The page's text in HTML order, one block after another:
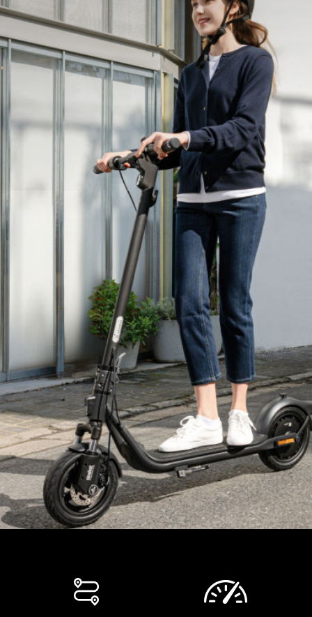
Poids max. du conducteur
100 kg
Dimensions et Poids
Dimensions du produit - Déplié
1143 x 570 x 1237 mm
Dimensions du produit - Plié
1143 x 570 x 507 mm
Poids net
17.3 kg (38.1 lbs)
Autonomie
Autonomie théorique
Jusqu'à 55 km
Autonomie à la vitesse maximale
Jusqu'à 40 km (25 km/h)
Paramètres du Produit